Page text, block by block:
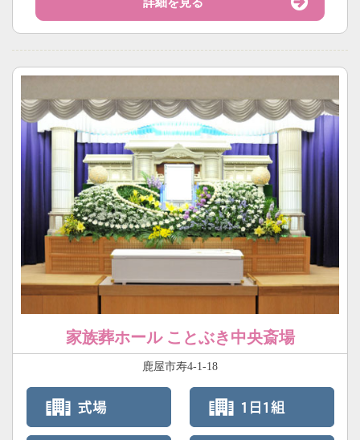
家族葬ホール ことぶき中央斎場
鹿屋市寿4-1-18